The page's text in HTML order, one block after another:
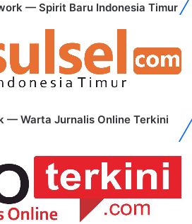
— Spirit Baru Indonesia Timur
— Warta Jurnalis Online Terkini